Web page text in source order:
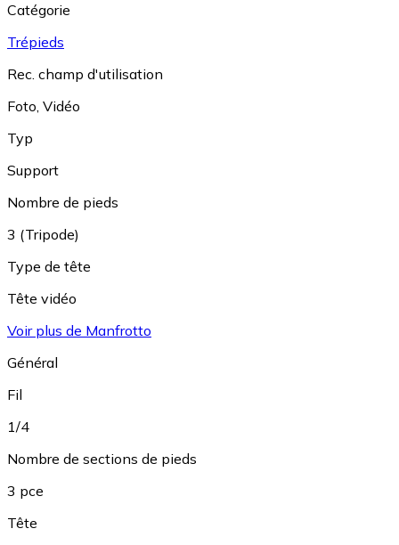
Catégorie
Trépieds
Rec. champ d'utilisation
Foto, Vidéo
Typ
Support
Nombre de pieds
3 (Tripode)
Type de tête
Tête vidéo
Voir plus de Manfrotto
Général
Fil
1/4
Nombre de sections de pieds
3 pce
Tête